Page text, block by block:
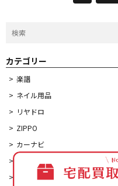
カテゴリー
楽譜
ネイル用品
リヤドロ
ZIPPO
カーナビ
デュポンライター